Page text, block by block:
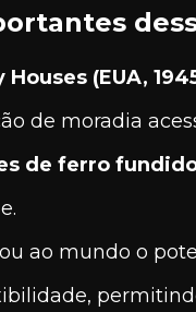
Houses (EUA,
de moradia
de ferro
ao mundo o